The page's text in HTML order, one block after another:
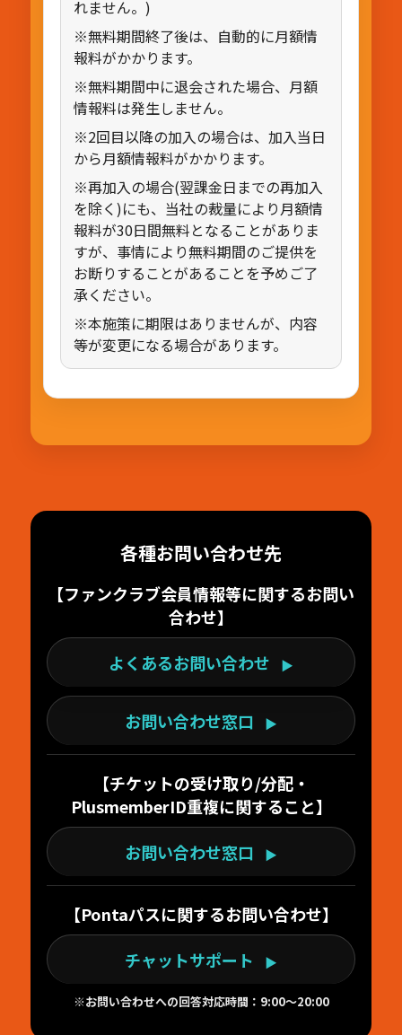
れません。)
※無料期間終了後は、自動的に月額情
報料がかかります。
※無料期間中に退会された場合、月額
情報料は発生しません。
※2回目以降の加入の場合は、加入当日
から月額情報料がかかります。
※再加入の場合(翌課金日までの再加入
を除く)にも、当社の裁量により月額情
報料が30日間無料となることがありま
すが、事情により無料期間のご提供を
お断りすることがあることを予めご了
承ください。
※本施策に期限はありませんが、内容
等が変更になる場合があります。
各種お問い合わせ先
【ファンクラブ会員情報等に関するお問い
合わせ】
よくあるお問い合わせ
▶
お問い合わせ窓口 ▶
【チケットの受け取り/分配・
PlusmemberID重複に関すること】
お問い合わせ窓口
▶
【Pontaパスに関するお問い合わせ】
チャットサポート
▶
※お問い合わせへの回答対応時間：9:00〜20:00